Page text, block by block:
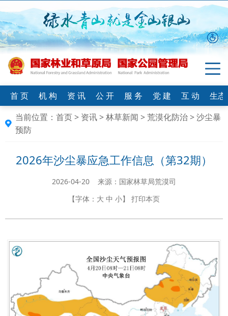
首 页 机 构 资 讯 公 开 服 务 党 建 互 动
生
当前位置： 首页> 资讯>林草新闻 >荒漠化防治>沙尘暴
预防
2026年沙尘暴应急工作信息（第32期）
2026-04-20 来源：国家林草局荒漠司
【字体： 大 中 小】 打印本页